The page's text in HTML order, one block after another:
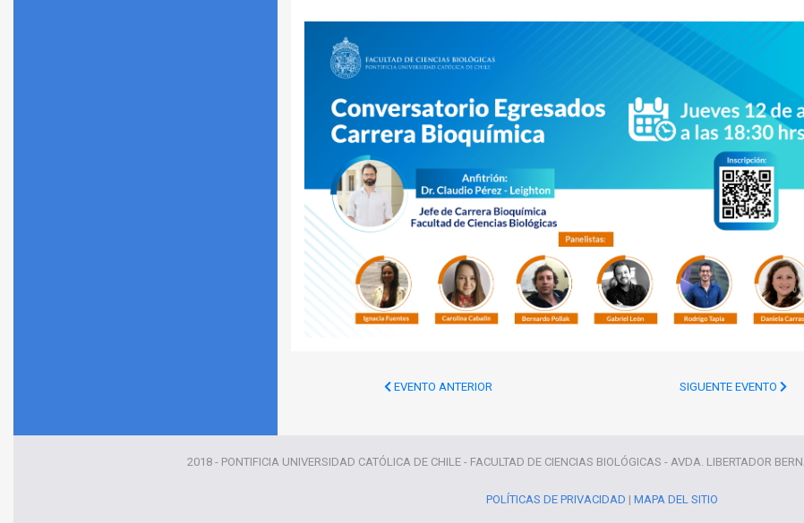
EVENTO ANTERIOR SIGUENTE EVENTO
2018 - PONTIFICIA UNIVERSIDAD CATÓLICA DE CHILE - FACULTAD DE CIENCIAS BIOLÓGICAS - AVDA. LIBERTADOR
POLÍTICAS DE PRIVACIDAD | MAPA DEL SITIO